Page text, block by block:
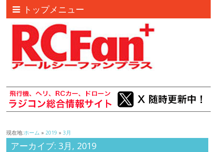
トップメニュー
現在地:ホーム »2019 »3月
アーカイブ: 3月, 2019